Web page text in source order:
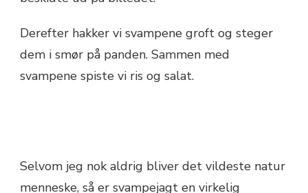
Derefter hakker vi svampene groft og steger
dem i smør på panden. Sammen med
svampene spiste vi ris og salat.
Selvom jeg nok aldrig bliver det vildeste natur
menneske, så er svampejagt en virkelig